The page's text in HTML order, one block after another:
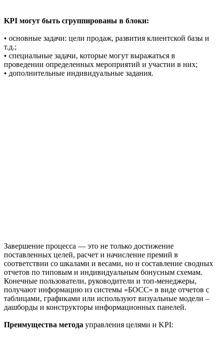
KPI могут быть сгруппированы в блоки:
• основные задачи: цели продаж, развития клиентской базы и
т.д.;
• специальные задачи, которые могут выражаться в
проведении определенных мероприятий и участии в них;
• дополнительные индивидуальные задания.
Завершение процесса — это не только достижение
поставленных целей, расчет и начисление премий в
соответствии со шкалами и весами, но и составление сводных
отчетов по типовым и индивидуальным бонусным схемам.
Конечные пользователи, руководители и топ-менеджеры,
получают информацию из системы «БОСС» в виде отчетов с
таблицами, графиками или используют визуальные модели –
дашборды и конструкторы информационных панелей.
Преимущества метода управления целями и KPI: